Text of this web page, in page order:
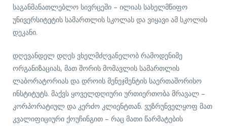
საგანმანათლებლო სივრცეში – ილიას სახელმწიფო
უნივერსიტეტის სამართლის სკოლას და ვიყავი ამ სკოლის
დეკანი.
დღევანდელ დღეს ვხელმძღვანელობ რამოდენიმე
ორგანიზაციას, მათ შორის მომავლის სამართლის
ლაბორატორიას და დროის მენეჯმენტის საერთაშორისო
ინსტიტუტს. მაქვს ყოველდღიური ურთიერთობა მრავალ –
კორპორატიულ და კერძო კლიენტთან. ვუზრუნველყოფ მათ
კვალიფიციური ქოუჩინგით – რაც მათი წარმატების